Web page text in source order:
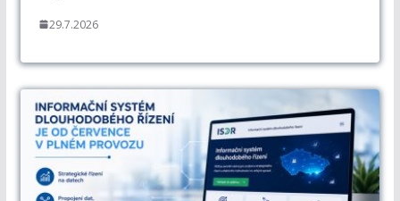
29.7.2026